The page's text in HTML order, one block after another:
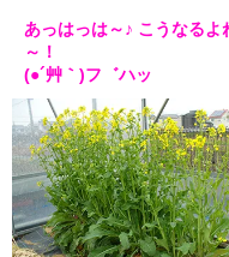
あっはっは～♪ こうなる
～！
(●´艸｀)フ゛ハッ